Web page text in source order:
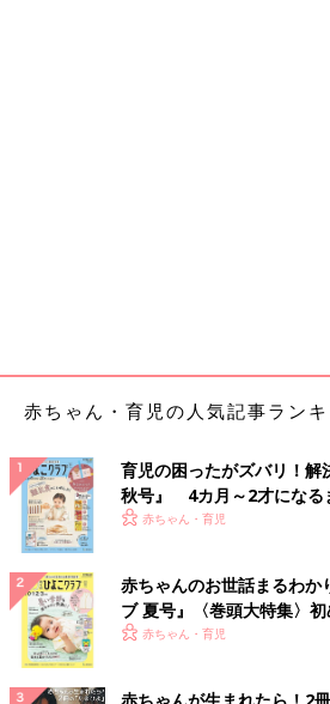
赤ちゃん・育児の人気記事ラン
育児の困ったがズバリ！解
秋号』 4カ月～2才になる
いっぱい！
赤ちゃん・育児
赤ちゃんのお世話まるわか
ブ 夏号』〈巻頭大特集〉
く！ おっぱい・ミルクの基
赤ちゃん・育児